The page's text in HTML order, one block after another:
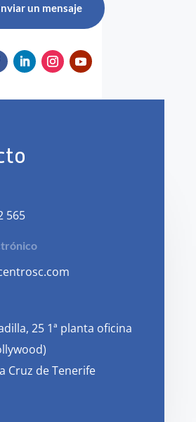
un mensaje
565
25 1ª planta oficina
Cruz de Tenerife